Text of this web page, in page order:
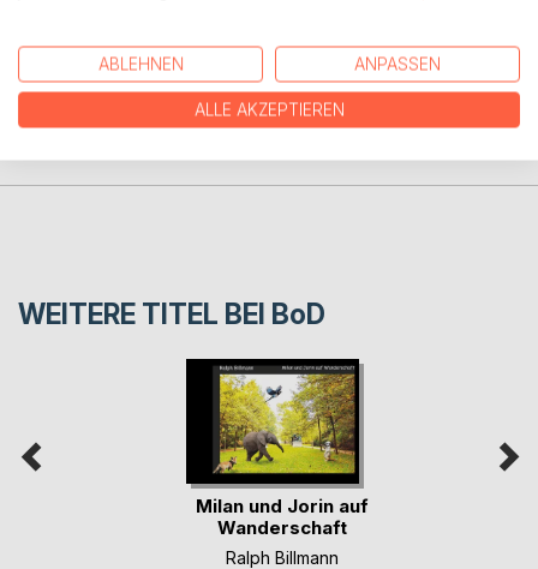
PRESSESTIMMEN
WEITERE TITEL BEI BoD
Milan und Jorin auf
Wanderschaft
Ralph Billmann
ABLEHNEN ANPASSEN
ALLE AKZEPTIEREN